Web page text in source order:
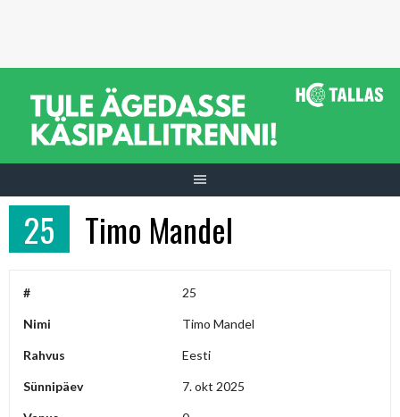
25 Timo Mandel
# 25
Nimi Timo Mandel
Rahvus Eesti
Sünnipäev 7. okt 2025